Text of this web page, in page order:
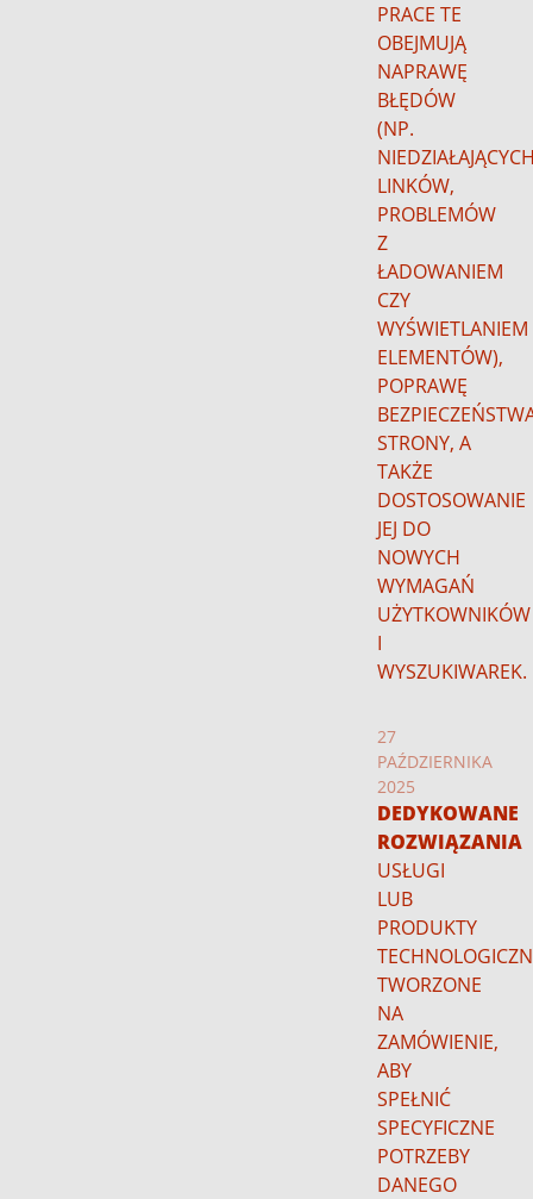
PRACE TE
OBEJMUJĄ
NAPRAWĘ
BŁĘDÓW
(NP.
LINKÓW,
PROBLEMÓW
Z
ŁADOWANIEM
CZY
WYŚWIETLANIEM
ELEMENTÓW),
POPRAWĘ
STRONY, A
TAKŻE
DOSTOSOWANIE
JEJ DO
NOWYCH
WYMAGAŃ
UŻYTKOWNIKÓW
I
WYSZUKIWAREK.
27
PAŹDZIERNIKA
2025
DEDYKOWANE
ROZWIĄZANIA
USŁUGI
LUB
PRODUKTY
TWORZONE
NA
ZAMÓWIENIE,
ABY
SPEŁNIĆ
SPECYFICZNE
POTRZEBY
DANEGO